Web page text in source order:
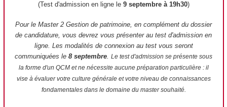
(Test d'admission en ligne le 9 septembre à 19h30)
Pour le Master 2 Gestion de patrimoine, en complément du dossier
de candidature, vous devrez vous présenter au test d'admission en
ligne. Les modalités de connexion au test vous seront
communiquées le 8 septembre. Le test d'admission se présente sous
la forme d'un QCM et ne nécessite aucune préparation particulière : il
vise à évaluer votre culture générale et votre niveau de connaissances
fondamentales dans le domaine du master souhaité.